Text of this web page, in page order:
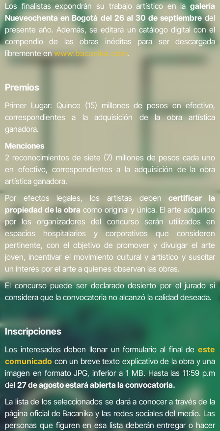
Los finalistas expondrán su trabajo artístico en la galería
Nueveochenta en Bogotá del 26 al 30 de septiembredel
presente año. Además, se editará un catálogo digital con el
compendio de las obras inéditas para ser descargada
libremente enwww.bacanika.com.
Premios
Primer Lugar: Quince (15) millones de pesos en efectivo,
correspondientes a la adquisición de la obra artística
ganadora.
Menciones
2 reconocimientos de siete (7) millones de pesos cada uno
en efectivo, correspondientes a la adquisición de la obra
artística ganadora.
Por efectos legales, los artistas debencertificar la
propiedad de la obra como original y única. El arte adquirido
por los organizadores del concurso serán utilizados en
espacios hospitalarios y corporativos que consideren
pertinente, con el objetivo de promover y divulgar el arte
joven, incentivar el movimiento cultural y artístico y suscitar
un interés por el arte a quienes observan las obras.
El concurso puede ser declarado desierto por el jurado si
considera que la convocatoria no alcanzó la calidad deseada.
Inscripciones
Los interesados deben llenar un formulario al final de este
comunicado con un breve texto explicativo de la obra y una
imagen en formato JPG, inferior a 1 MB. Hasta las 11:59 p.m
del 27 de agosto estará abierta la convocatoria.
La lista de los seleccionados se dará a conocer a través de la
página oficial de Bacanika y las redes sociales del medio. Las
personas que figuren en esa lista deberán entregar o hacer